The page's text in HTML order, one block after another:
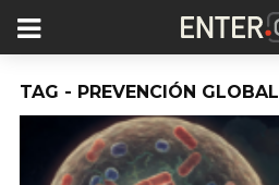
TAG - PREVENCIÓN GLOBAL